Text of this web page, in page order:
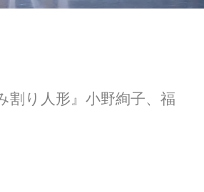
割り人形』小野絢子、福